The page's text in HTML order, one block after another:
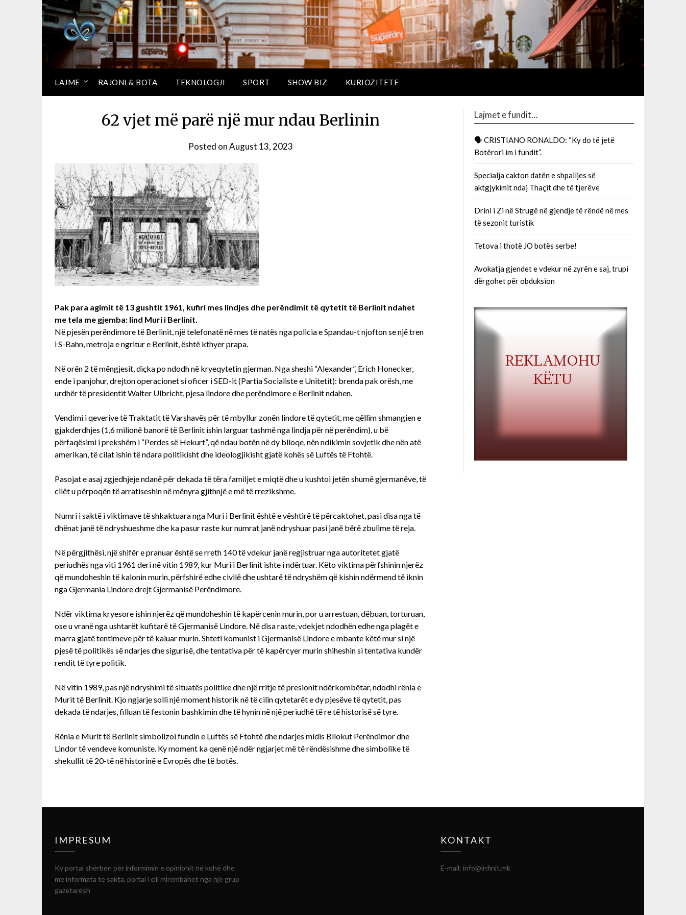
LAJME RAJONI & BOTA TEKNOLOGJI SPORT SHOW BIZ KURIOZITETE
62 vjet më parë një mur ndau Berlinin
Posted onAugust 13, 2023
Pak para agimit të 13 gushtit 1961, kufiri mes lindjes dhe perëndimit të qytetit të Berlinit ndahet
me tela me gjemba: lind Muri i Berlinit.
Në pjesën perëndimore të Berlinit, një telefonatë në mes të natës nga policia e Spandau-t njofton se një tren
i S-Bahn, metroja e ngritur e Berlinit, është kthyer prapa.
Në orën 2 të mëngjesit, diçka po ndodh në kryeqytetin gjerman. Nga sheshi “Alexander”, Erich Honecker,
ende i panjohur, drejton operacionet si oficer i SED-it (Partia Socialiste e Unitetit): brenda pak orësh, me
urdhër të presidentit Walter Ulbricht, pjesa lindore dhe perëndimore e Berlinit ndahen.
Vendimi i qeverive të Traktatit të Varshavës për të mbyllur zonën lindore të qytetit, me qëllim shmangien e
gjakderdhjes (1,6 milionë banorë të Berlinit ishin larguar tashmë nga lindja për në perëndim), u bë
përfaqësimi i prekshëm i “Perdes së Hekurt”, që ndau botën në dy blloqe, nën ndikimin sovjetik dhe nën atë
amerikan, të cilat ishin të ndara politikisht dhe ideologjikisht gjatë kohës së Luftës të Ftohtë.
Pasojat e asaj zgjedhjeje ndanë për dekada të tëra familjet e miqtë dhe u kushtoi jetën shumë gjermanëve, të
cilët u përpoqën të arratiseshin në mënyra gjithnjë e më të rrezikshme.
Numri i saktë i viktimave të shkaktuara nga Muri i Berlinit është e vështirë të përcaktohet, pasi disa nga të
dhënat janë të ndryshueshme dhe ka pasur raste kur numrat janë ndryshuar pasi janë bërë zbulime të reja.
Në përgjithësi, një shifër e pranuar është se rreth 140 të vdekur janë regjistruar nga autoritetet gjatë
periudhës nga viti 1961 deri në vitin 1989, kur Muri i Berlinit ishte i ndërtuar. Këto viktima përfshinin njerëz
që mundoheshin të kalonin murin, përfshirë edhe civilë dhe ushtarë të ndryshëm që kishin ndërmend të iknin
nga Gjermania Lindore drejt Gjermanisë Perëndimore.
Ndër viktima kryesore ishin njerëz që mundoheshin të kapërcenin murin, por u arrestuan, dëbuan, torturuan,
ose u vranë nga ushtarët kufitarë të Gjermanisë Lindore. Në disa raste, vdekjet ndodhën edhe nga plagët e
marra gjatë tentimeve për të kaluar murin. Shteti komunist i Gjermanisë Lindore e mbante këtë mur si një
pjesë të politikës së ndarjes dhe sigurisë, dhe tentativa për të kapërcyer murin shiheshin si tentativa kundër
rendit të tyre politik.
Në vitin 1989, pas një ndryshimi të situatës politike dhe një rritje të presionit ndërkombëtar, ndodhi rënia e
Murit të Berlinit. Kjo ngjarje solli një moment historik në të cilin qytetarët e dy pjesëve të qytetit, pas
dekada të ndarjes, filluan të festonin bashkimin dhe të hynin në një periudhë të re të historisë së tyre.
Rënia e Murit të Berlinit simbolizoi fundin e Luftës së Ftohtë dhe ndarjes midis Bllokut Perëndimor dhe
Lindor të vendeve komuniste. Ky moment ka qenë një ndër ngjarjet më të rëndësishme dhe simbolike të
shekullit të 20-të në historinë e Evropës dhe të botës.
Lajmet e fundit…
🗣 CRISTIANO RONALDO: “Ky do të jetë
Botërori im i fundit”.
Specialja cakton datën e shpalljes së
aktgjykimit ndaj Thaçit dhe të tjerëve
Drini i Zi në Strugë në gjendje të rëndë në mes
të sezonit turistik
Tetova i thotë JO botës serbe!
Avokatja gjendet e vdekur në zyrën e saj, trupi
dërgohet për obduksion
IMPRESUM
Ky portal shërben për informimin e opinionit në kohë dhe
me informata të sakta, portal i cili mirëmbahet nga një grup
gazetarësh
KONTAKT
E-mail: info@infinit.mk